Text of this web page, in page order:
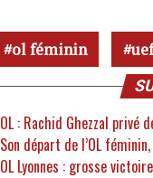
ol féminin
OL : Rachid Ghezzal privé
Son départ de l’OL
OL Lyonnes : grosse